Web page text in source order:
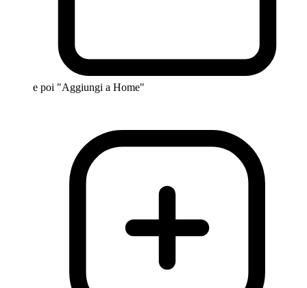
e poi "Aggiungi a Home"